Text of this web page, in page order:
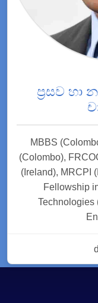
ප්‍රසව හා
MBBS
(Colombo),
(Ireland), MRCPI
Fellowship
Technologies